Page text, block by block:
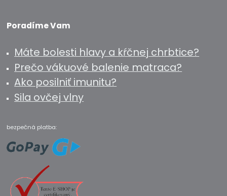
Poradíme Vam
Máte bolesti hlavy a kŕčnej chrbtice?
Prečo vákuové balenie matraca?
Ako posilniť imunitu?
Sila ovčej vlny
bezpečná platba: